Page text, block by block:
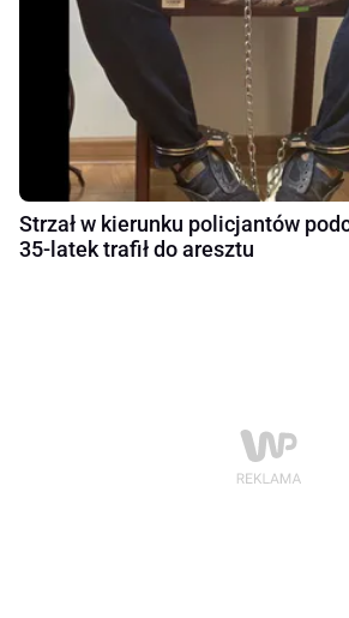
Strzał w kierunku policjantów
35-latek trafił do aresztu